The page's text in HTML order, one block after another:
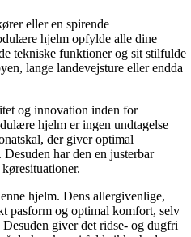
eller en spirende
hjelm opfylde alle dine
tekniske funktioner og sit stilfulde
lange landevejsture eller endda
og innovation inden for
hjelm er ingen undtagelse
der giver optimal
har den en justerbar
hjelm. Dens allergivenlige,
pasform og optimal komfort, selv
giver det ridse- og dugfri